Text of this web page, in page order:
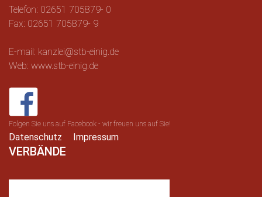
Telefon: 02651 705879- 0
Fax: 02651 705879- 9
E-mail: kanzlei@stb-einig.de
Web: www.stb-einig.de
Folgen Sie uns auf Facebook - wir freuen uns auf Sie!
Datenschutz Impressum
VERBÄNDE